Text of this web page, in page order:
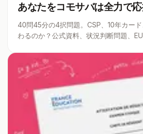
あなたをコモサバは全力で応
40問45分の4択問題。CSP、10年カー
わるのか？公式資料、状況判断問題、
策はどうすればいいのか？ここだけは押
いうポイントを伝授。